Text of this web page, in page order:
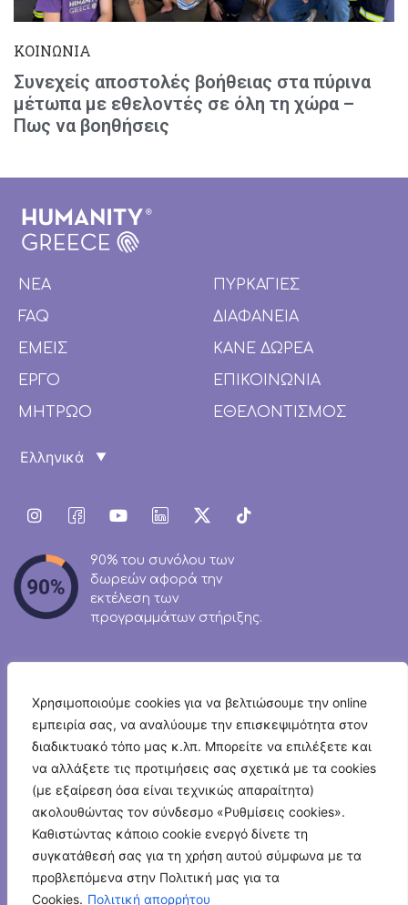
Χρησιμοποιούμε cookies για να βελτιώσουμε την online
εμπειρία σας, να αναλύουμε την επισκεψιμότητα στον
διαδικτυακό τόπο μας κ.λπ. Μπορείτε να επιλέξετε και
να αλλάξετε τις προτιμήσεις σας σχετικά με τα cookies
(με εξαίρεση όσα είναι τεχνικώς απαραίτητα)
ακολουθώντας τον σύνδεσμο «Ρυθμίσεις cookies».
Καθιστώντας κάποιο cookie ενεργό δίνετε τη
συγκατάθεσή σας για τη χρήση αυτού σύμφωνα με τα
προβλεπόμενα στην Πολιτική μας για τα
Cookies. Πολιτική απορρήτου
ΚΟΙΝΩΝΙΑ
Συνεχείς αποστολές βοήθειας στα πύρινα
μέτωπα με εθελοντές σε όλη τη χώρα –
Πως να βοηθήσεις
ΝΕΑ
FAQ
ΕΜΕΙΣ
ΕΡΓΟ
ΜΗΤΡΩΟ
ΠΥΡΚΑΓΙΕΣ
ΔΙΑΦΑΝΕΙΑ
ΚΑΝΕ ΔΩΡΕΑ
ΕΠΙΚΟΙΝΩΝΙΑ
ΕΘΕΛΟΝΤΙΣΜΟΣ
90% του συνόλου των
δωρεών αφορά την
εκτέλεση των
προγραμμάτων στήριξης.
Newsletter
Επικοινωνία
© 2026 Humanity Greece